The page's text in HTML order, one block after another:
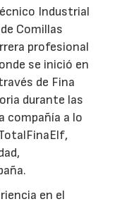
Industrial
Comillas
profesional
se inició en
de Fina
durante las
compañía a lo
en el